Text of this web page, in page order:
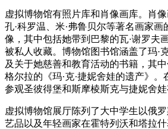
虚拟博物馆有照片库和肖像画库。肖像
孔·科罗温、米·弗鲁贝尔等著名画家画
像，其中包括她带到巴黎的瓦·谢罗夫
被私人收藏。博物馆图书馆涵盖了玛·
及关于她慈善和教育活动的书籍，其中
格尔拉的《玛·克·捷妮舍娃的遗产》
参观圣彼得堡和斯摩棱斯克与捷妮舍娃
虚拟博物馆展厅陈列了大中学生以俄
艺品以及年轻画家在霍特列沃和塔拉